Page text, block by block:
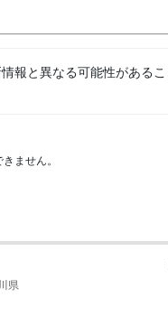
報と異なる可能性がある
ません。
県